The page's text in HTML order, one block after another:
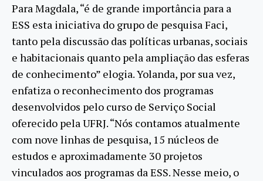
Para Magdala, “é de grande importância para a
ESS esta iniciativa do grupo de pesquisa Faci,
tanto pela discussão das políticas urbanas, sociais
e habitacionais quanto pela ampliação das esferas
de conhecimento” elogia. Yolanda, por sua vez,
enfatiza o reconhecimento dos programas
desenvolvidos pelo curso de Serviço Social
oferecido pela UFRJ. “Nós contamos atualmente
com nove linhas de pesquisa, 15 núcleos de
estudos e aproximadamente 30 projetos
vinculados aos programas da ESS. Nesse meio, o